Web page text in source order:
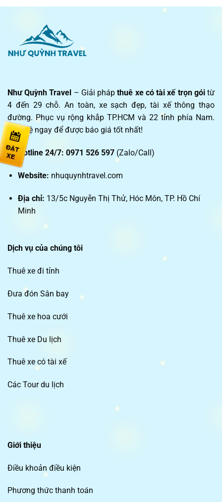
Như Quỳnh Travel – Giải phápthuê xe có tài xế trọn góitừ
4 đến 29 chỗ. An toàn, xe sạch đẹp, tài xế thông thạo
đường. Phục vụ rộng khắp TP.HCM và 22 tỉnh phía Nam.
Liên hệ ngay để được báo giá tốt nhất!
Hotline 24/7: 0971 526 597(Zalo/Call)
Website: nhuquynhtravel.com
Địa chỉ: 13/5c Nguyễn Thị Thử, Hóc Môn, TP. Hồ Chí
Minh
Dịch vụ của chúng tôi
Thuê xe đi tỉnh
Đưa đón Sân bay
Thuê xe hoa cưới
Thuê xe Du lịch
Thuê xe có tài xế
Các Tour du lịch
Giới thiệu
Điều khoản điều kiện
Phương thức thanh toán